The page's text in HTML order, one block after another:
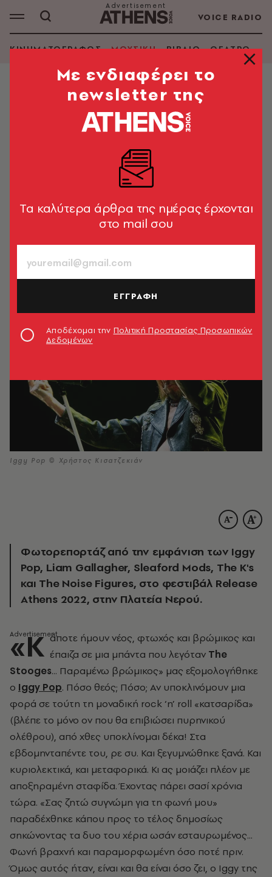
VOICE RADIO
ΚΙΝΗΜΑΤΟΓΡΑΦΟΣ ΜΟΥΣΙΚΗ ΒΙΒΛΙΟ ΘΕΑΤΡΟ -
Iggy Pop: Το τελευταίο rock
είδωλο ανατρίχιασε την Αθήνα –
30 εικόνες από το Release Athens
Καρέ - καρέ τo συγκινητικό live στην Πλατεία Νερού
μαζί με τους Liam Gallagher, Sleaford Mods, The K's
Χρήστος Κισατζεκιάν
Iggy Pop © Χρήστος Κισατζεκιάν
Φωτορεπορτάζ από την εμφάνιση των Iggy
Pop, Liam Gallagher, Sleaford Mods, The K's
και The Noise Figures, στο φεστιβάλ Release
Athens 2022, στην Πλατεία Νερού.
«Κ άποτε ήμουν νέος, φτωχός και βρώμικος και
έπαιζα σε μια μπάντα που λεγόταν The
Stooges... Παραμένω βρώμικος» μας εξομολογήθηκε
ο Iggy Pop. Πόσο θεός; Πόσο; Αν υποκλινόμουν μια
φορά σε τούτη τη μοναδική rock ‘n’ roll «κατσαρίδα»
(βλέπε το μόνο ον που θα επιβιώσει πυρηνικού
ολέθρου), από χθες υποκλίνομαι δέκα! Στα
εβδομηνταπέντε του, ρε συ. Και ξεγυμνώθηκε ξανά. Και
κυριολεκτικά, και μεταφορικά. Κι ας μοιάζει πλέον με
αποξηραμένη σταφίδα. Έχοντας πάρει σασί χρόνια
τώρα. «Σας ζητώ συγνώμη για τη φωνή μου»
παραδέχθηκε κάπου προς το τέλος δημοσίως
σηκώνοντας τα δυο του χέρια ωσάν εσταυρωμένος...
Φωνή βραχνή και παραμορφωμένη όσο ποτέ πριν.
Όμως αυτός ήταν, είναι και θα είναι όσο ζει, ο Iggy της
Mε ενδιαφέρει το
newsletter της
Tα καλύτερα άρθρα της ημέρας έρχονται
στο mail σου
ΕΓΓΡΑΦΗ
Αποδέχομαι την Πολιτική Προστασίας Προσωπικών
Δεδομένων